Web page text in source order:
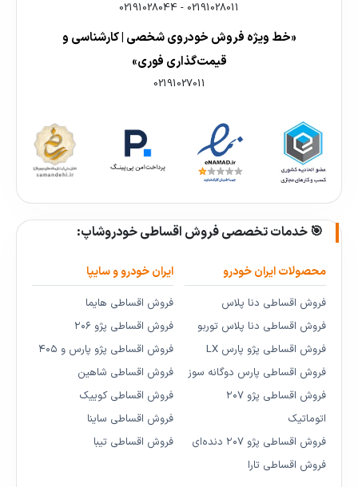
02191028011
-
02191028044
«خط ویژه فروش خودروی شخصی | کارشناسی و
قیمت‌گذاری فوری»
02191027011
🎯 خدمات تخصصی فروش اقساطی خودروشاپ:
محصولات ایران خودرو
فروش اقساطی دنا پلاس
فروش اقساطی دنا پلاس توربو
فروش اقساطی پژو پارس LX
فروش اقساطی پارس دوگانه سوز
فروش اقساطی پژو ۲۰۷
اتوماتیک
فروش اقساطی پژو ۲۰۷ دنده‌ای
فروش اقساطی تارا
ایران خودرو و سایپا
فروش اقساطی هایما
فروش اقساطی پژو ۲۰۶
فروش اقساطی پژو پارس و ۴۰۵
فروش اقساطی شاهین
فروش اقساطی کوییک
فروش اقساطی ساینا
فروش اقساطی تیبا